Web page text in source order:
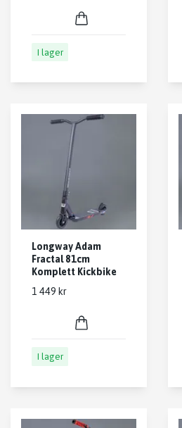
I lager
Longway Adam
Fractal 81cm
Komplett Kickbike
1 449 kr
I lager